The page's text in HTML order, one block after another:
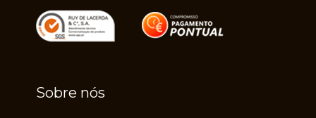
Sobre nós